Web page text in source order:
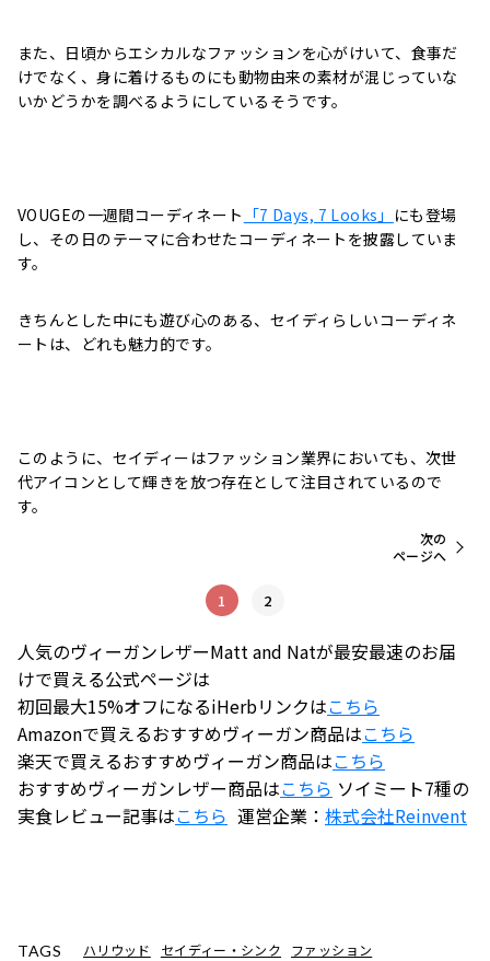
また、日頃からエシカルなファッションを心がけいて、食事だ
けでなく、身に着けるものにも動物由来の素材が混じっていな
いかどうかを調べるようにしているそうです。
VOUGEの一週間コーディネート 「7 Days, 7 Looks」 にも登場
し、その日のテーマに合わせたコーディネートを披露していま
す。
きちんとした中にも遊び心のある、セイディらしいコーディネ
ートは、どれも魅力的です。
このように、セイディーはファッション業界においても、次世
代アイコンとして輝きを放つ存在として注目されているので
す。
1 2
次の
ページへ
人気のヴィーガンレザーMatt and Natが最安最速のお届
けで買える公式ページは
初回最大15%オフになるiHerbリンクはこちら
Amazonで買えるおすすめヴィーガン商品はこちら
楽天で買えるおすすめヴィーガン商品はこちら
おすすめヴィーガンレザー商品はこちら ソイミート7種の
実食レビュー記事はこちら 運営企業： 株式会社Reinvent
TAGS ハリウッド セイディー・シンク
ファッション